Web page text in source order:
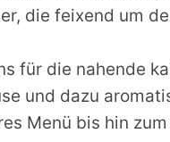
die feixend um
für die nahende
und dazu
Menü bis hin